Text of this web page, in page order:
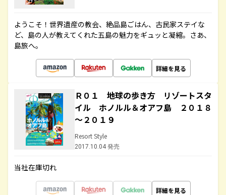
ようこそ！世界遺産の教会、絶品島ごはん、古民家ステイな
ど、島の人が教えてくれた五島の魅力をギュッと凝縮。さあ、
島旅へ。
詳細を見る
Ｒ０１ 地球の歩き方 リゾートスタ
イル ホノルル＆オアフ島 ２０１８
～２０１９
Resort Style
2017.10.04 発売
当社在庫切れ
詳細を見る